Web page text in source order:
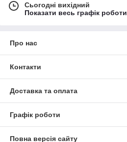
Сьогодні вихідний
Показати весь графік роботи
Про нас
Контакти
Доставка та оплата
Графік роботи
Повна версія сайту